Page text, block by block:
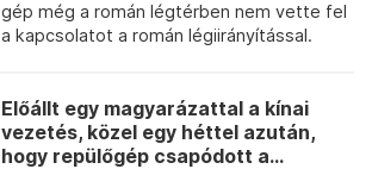
gép még a román légtérben nem vette fel
a kapcsolatot a román légiirányítással.
Előállt egy magyarázattal a kínai
vezetés, közel egy héttel azután,
hogy repülőgép csapódott a...